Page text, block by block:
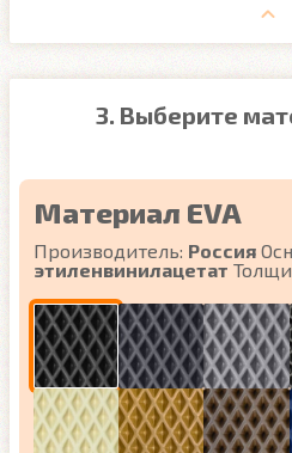
3. Выберите
Материал EVA
Производитель: Россия
этиленвинилацетат